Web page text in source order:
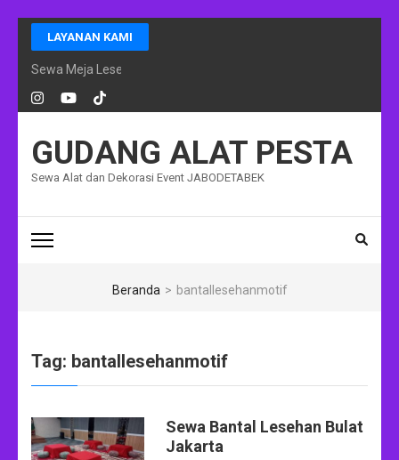
Lompat
ke
konten
(Tekan
Enter)
LAYANAN KAMI
Sewa Meja Lesehan Event Ramadhan Jakarta
GUDANG ALAT PESTA
Sewa Alat dan Dekorasi Event JABODETABEK
Beranda > bantallesehanmotif
Tag: bantallesehanmotif
Sewa Bantal Lesehan Bulat
Jakarta